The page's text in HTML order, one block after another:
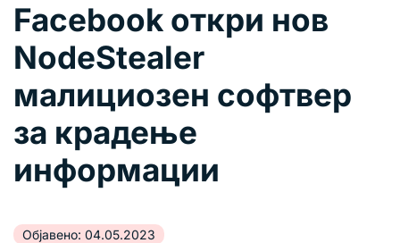
Facebook откри нов
NodeStealer
малициозен софтвер
за крадење
информации
Објавено: 04.05.2023